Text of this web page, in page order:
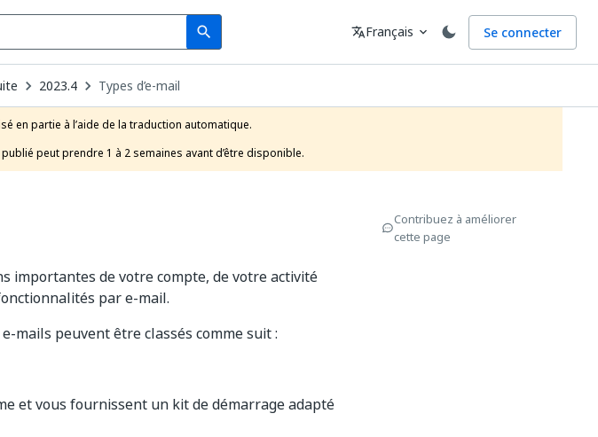
search
Search Langue
translateFrançais expand_more Se connecter
2023.4 Types d’e-mail
en partie à l’aide de la traduction automatique.
peut prendre 1 à 2 semaines avant d’être disponible.
importantes de votre compte, de votre activité
par e-mail.
mails peuvent être classés comme suit :
et vous fournissent un kit de démarrage adapté
Contribuez à améliorer
cette page